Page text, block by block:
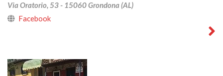
Via Oratorio, 53 - 15060 Grondona (AL)
Facebook